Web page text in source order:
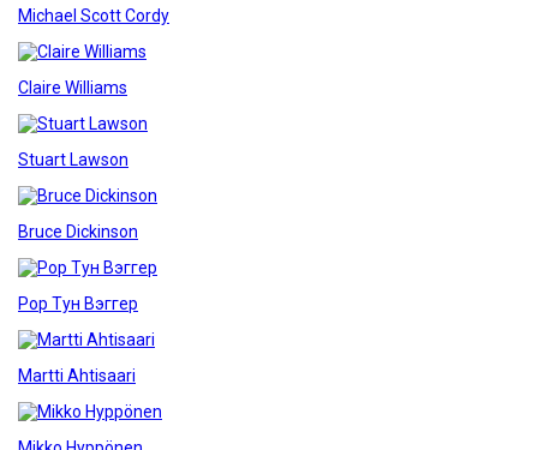
Michael Scott Cordy
Claire Williams
Stuart Lawson
Bruce Dickinson
Рор Тун Вэггер
Martti Ahtisaari